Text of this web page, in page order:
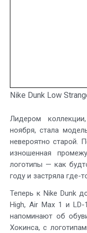
Nike Dunk Low
Лидером
ноября, стала
невероятно старой.
изношенная
логотипы — как
году и застряла где-
Теперь к Nike Dunk
High, Air Max 1 и LD-
напоминают об
Хокинса, с